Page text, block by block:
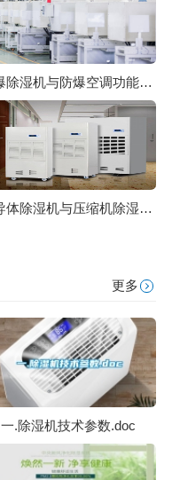
防爆除湿机与防爆空调功能上有哪些区别 除湿机制造标准
半导体除湿机与压缩机除湿机的对比
更多
一.除湿机技术参数.doc